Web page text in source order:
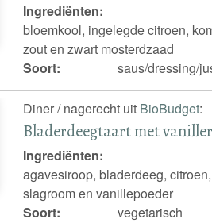
Ingrediënten:
bloemkool, ingelegde citroen,
zout en zwart mosterdzaad
Soort:
saus/dressing/
Diner / nagerecht uit BioBudget:
Bladerdeegtaart met
Ingrediënten:
agavesiroop, bladerdeeg,
slagroom en vanillepoeder
Soort:
vegetarisch